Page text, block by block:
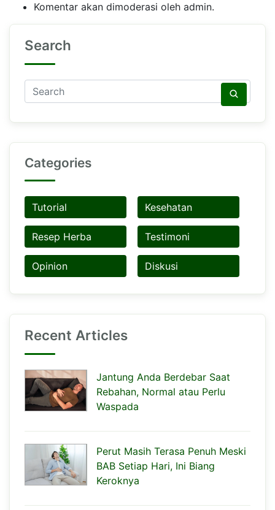
Komentar akan dimoderasi oleh admin.
Search
Categories
Tutorial Kesehatan
Resep Herba Testimoni
Opinion Diskusi
Recent Articles
Jantung Anda Berdebar Saat
Rebahan, Normal atau Perlu
Waspada
Perut Masih Terasa Penuh Meski
BAB Setiap Hari, Ini Biang
Keroknya